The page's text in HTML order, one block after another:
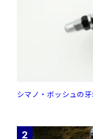
シマノ・ボッシュの
2